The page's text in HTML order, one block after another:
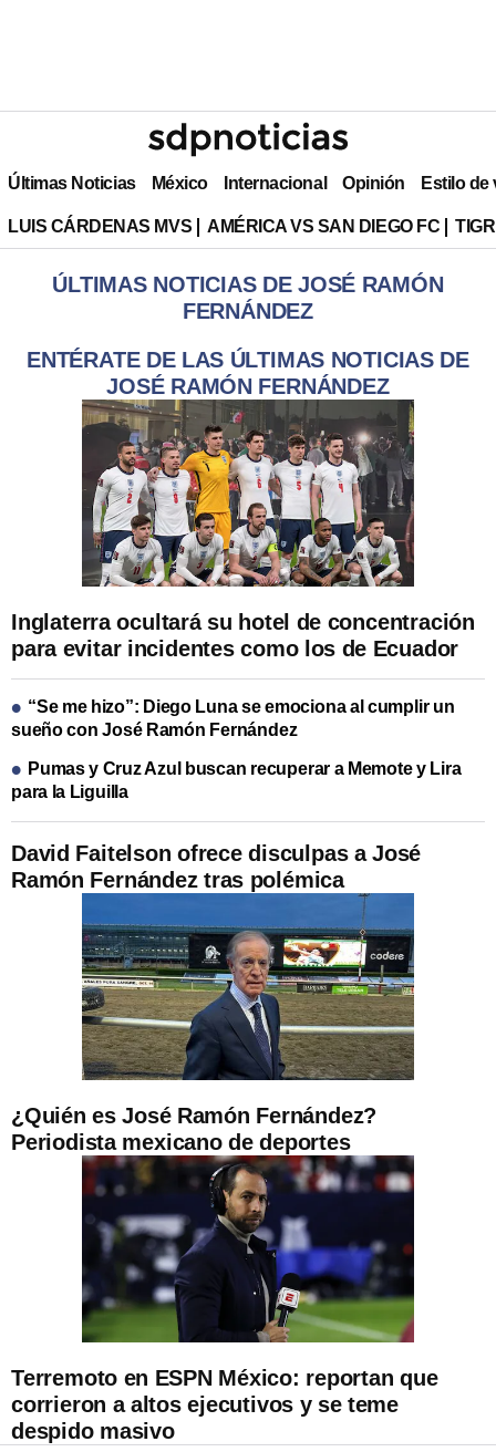
Últimas Noticias México Internacional Opinión Estilo de
LUIS CÁRDENAS MVS AMÉRICA VS SAN DIEGO FC
ÚLTIMAS NOTICIAS DE JOSÉ RAMÓN
FERNÁNDEZ
ENTÉRATE DE LAS ÚLTIMAS NOTICIAS DE
JOSÉ RAMÓN FERNÁNDEZ
David Faitelson ofrece disculpas a José
Ramón Fernández tras polémica
¿Quién es José Ramón Fernández?
Periodista mexicano de deportes
Inglaterra ocultará su hotel de concentración
para evitar incidentes como los de Ecuador
“Se me hizo”: Diego Luna se emociona al cumplir un
sueño con José Ramón Fernández
Pumas y Cruz Azul buscan recuperar a Memote y Lira
para la Liguilla
Terremoto en ESPN México: reportan que
corrieron a altos ejecutivos y se teme
despido masivo